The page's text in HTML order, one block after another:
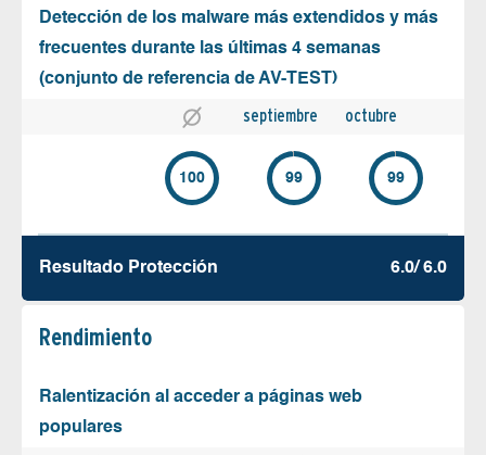
Detección de los malware más extendidos y más
frecuentes durante las últimas 4 semanas
(conjunto de referencia de AV-TEST)
septiembre octubre
100 99 99
Resultado Protección 6.0/ 6.0
Rendimiento
Ralentización al acceder a páginas web
populares